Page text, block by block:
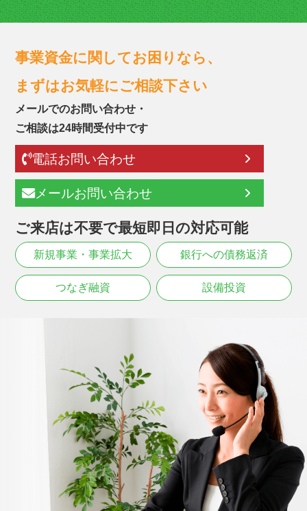
事業資金に関してお困りなら、
まずはお気軽にご相談下さい
メールでのお問い合わせ・
ご相談は24時間受付中です
電話お問い合わせ
メールお問い合わせ
ご来店は不要で最短即日の対応可能
新規事業・事業拡大 銀行への債務返済
つなぎ融資 設備投資